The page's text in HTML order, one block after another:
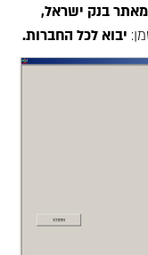
מאתר בנק ישראל,
יבוא לכל החברות.